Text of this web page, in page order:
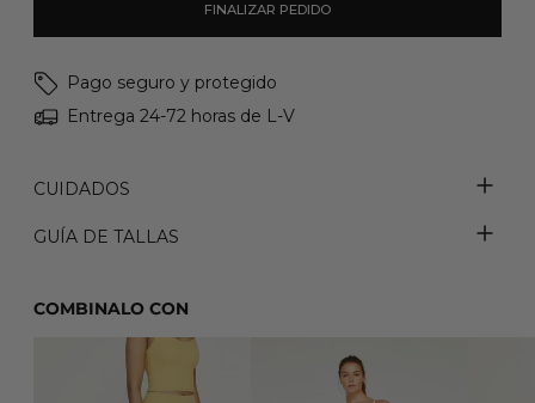
FINALIZAR PEDIDO
COMBINALO CON
MARINA LEGGING
Pago seguro y protegido
Entrega 24-72 horas de L-V
CUIDADOS
GUÍA DE TALLAS